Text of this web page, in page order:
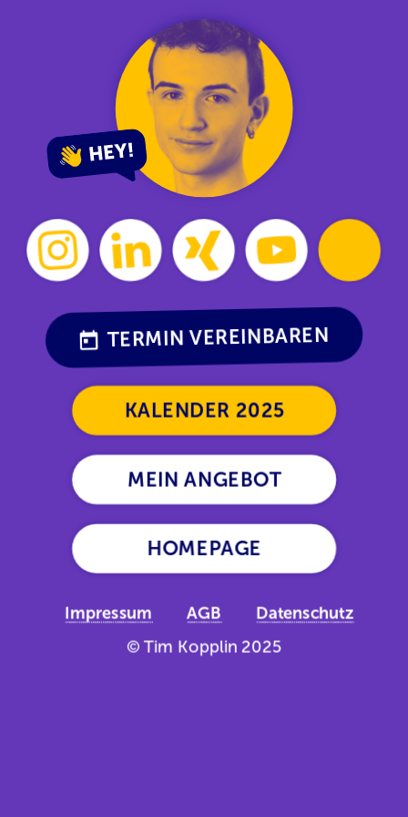
TERMIN VEREINBAREN
KALENDER 2025
MEIN ANGEBOT
HOMEPAGE
Impressum AGB
Datenschutz
© Tim Kopplin 2025